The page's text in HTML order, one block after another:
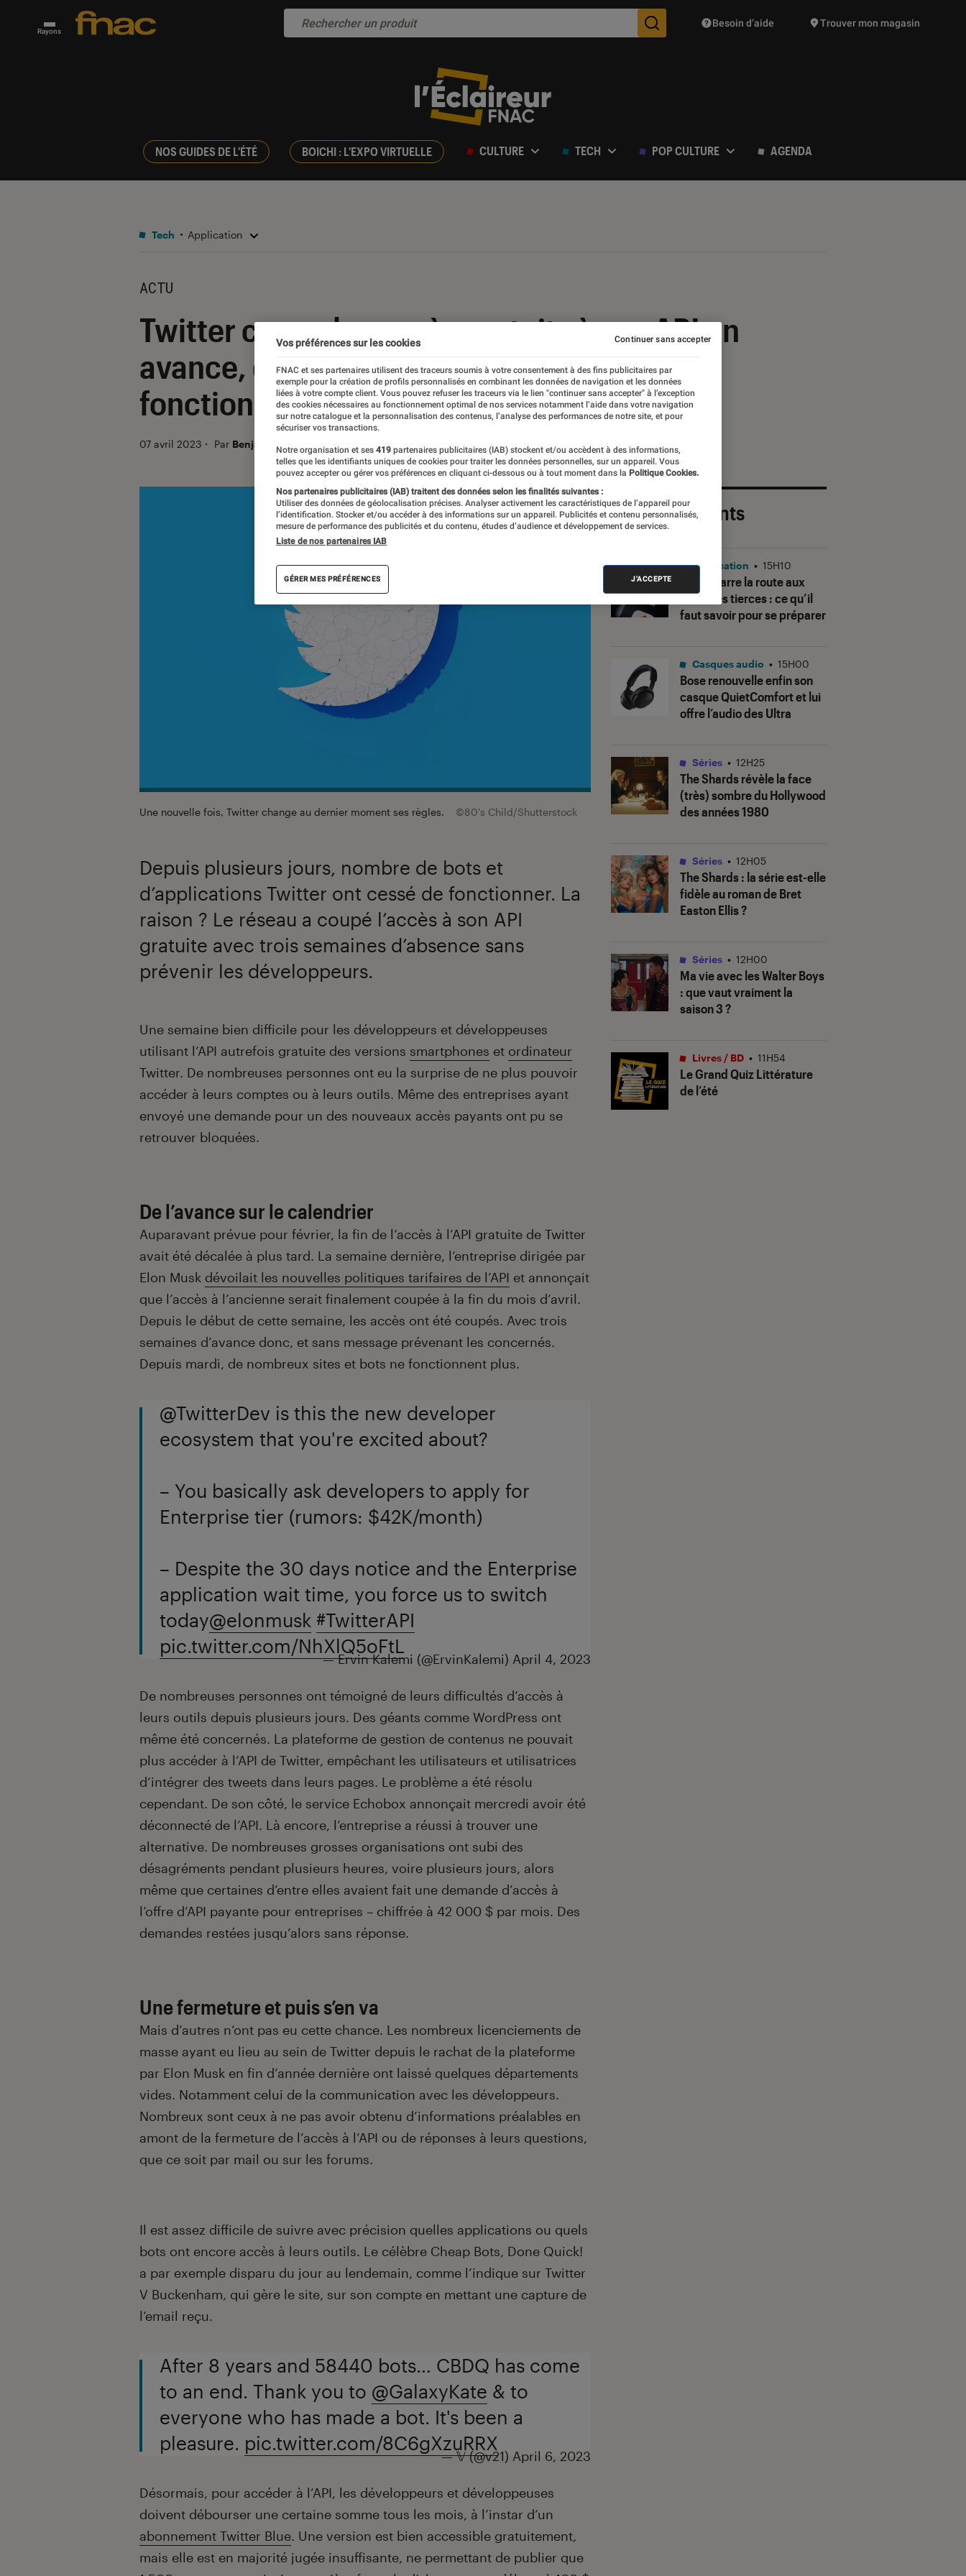
Rayons Des suggestions de produits vont vous être proposées
Besoin d’aide Trouver mon magasin
NOS GUIDES DE L'ÉTÉ BOICHI : L'EXPO VIRTUELLE CULTURE TECH POP CULTURE AGENDA
Tech Application
ACTU
Twitter coupe les accès gratuits à son API en
avance, de nombreux outils cessent de
fonctionner
07 avril 2023 ・ Par Benjamin Logerot
Une nouvelle fois, Twitter change au dernier moment ses règles. ©80's Child/Shutterstock
Depuis plusieurs jours, nombre de bots et
d’applications Twitter ont cessé de fonctionner. La
raison ? Le réseau a coupé l’accès à son API
gratuite avec trois semaines d’absence sans
prévenir les développeurs.
Introduction
Une semaine bien difficile pour les développeurs et développeuses
utilisant l’API autrefois gratuite des versions smartphones et ordinateur
Twitter. De nombreuses personnes ont eu la surprise de ne plus pouvoir
accéder à leurs comptes ou à leurs outils. Même des entreprises ayant
envoyé une demande pour un des nouveaux accès payants ont pu se
retrouver bloquées.
De l’avance sur le calendrier
Auparavant prévue pour février, la fin de l’accès à l’API gratuite de Twitter
avait été décalée à plus tard. La semaine dernière, l’entreprise dirigée par
Elon Musk dévoilait les nouvelles politiques tarifaires de l’API et annonçait
que l’accès à l’ancienne serait finalement coupée à la fin du mois d’avril.
Depuis le début de cette semaine, les accès ont été coupés. Avec trois
semaines d’avance donc, et sans message prévenant les concernés.
Depuis mardi, de nombreux sites et bots ne fonctionnent plus.
@TwitterDev is this the new developer
ecosystem that you're excited about?
– You basically ask developers to apply for
Enterprise tier (rumors: $42K/month)
– Despite the 30 days notice and the Enterprise
application wait time, you force us to switch
today@elonmusk #TwitterAPI
pic.twitter.com/NhXlQ5oFtL
— Ervin Kalemi (@ErvinKalemi) April 4, 2023
De nombreuses personnes ont témoigné de leurs difficultés d’accès à
leurs outils depuis plusieurs jours. Des géants comme WordPress ont
même été concernés. La plateforme de gestion de contenus ne pouvait
plus accéder à l’API de Twitter, empêchant les utilisateurs et utilisatrices
d’intégrer des tweets dans leurs pages. Le problème a été résolu
cependant. De son côté, le service Echobox annonçait mercredi avoir été
déconnecté de l’API. Là encore, l’entreprise a réussi à trouver une
alternative. De nombreuses grosses organisations ont subi des
désagréments pendant plusieurs heures, voire plusieurs jours, alors
même que certaines d’entre elles avaient fait une demande d’accès à
l’offre d’API payante pour entreprises – chiffrée à 42 000 $ par mois. Des
demandes restées jusqu’alors sans réponse.
Une fermeture et puis s’en va
Mais d’autres n’ont pas eu cette chance. Les nombreux licenciements de
masse ayant eu lieu au sein de Twitter depuis le rachat de la plateforme
par Elon Musk en fin d’année dernière ont laissé quelques départements
vides. Notamment celui de la communication avec les développeurs.
Nombreux sont ceux à ne pas avoir obtenu d’informations préalables en
amont de la fermeture de l’accès à l’API ou de réponses à leurs questions,
que ce soit par mail ou sur les forums.
Il est assez difficile de suivre avec précision quelles applications ou quels
bots ont encore accès à leurs outils. Le célèbre Cheap Bots, Done Quick!
a par exemple disparu du jour au lendemain, comme l’indique sur Twitter
V Buckenham, qui gère le site, sur son compte en mettant une capture de
l’email reçu.
After 8 years and 58440 bots… CBDQ has come
to an end. Thank you to @GalaxyKate & to
everyone who has made a bot. It's been a
pleasure. pic.twitter.com/8C6gXzuRRX
— 𝕍 (@v21) April 6, 2023
Désormais, pour accéder à l’API, les développeurs et développeuses
doivent débourser une certaine somme tous les mois, à l’instar d’un
abonnement Twitter Blue. Une version est bien accessible gratuitement,
mais elle est en majorité jugée insuffisante, ne permettant de publier que
Les plus récents
Gmail barre la route aux
adresses tierces : ce qu’il
faut savoir pour se préparer
Application • 15H10
Bose renouvelle enfin son
casque QuietComfort et lui
offre l’audio des Ultra
Casques audio • 15H00
The Shardsrévèle la face
(très) sombre du Hollywood
des années 1980
Séries • 12H25
The Shards: la série est-elle
fidèle au roman de Bret
Easton Ellis ?
Séries • 12H05
Ma vie avec les Walter Boys
: que vaut vraiment la
saison 3 ?
Séries • 12H00
Le Grand Quiz Littérature
de l’été
Livres / BD • 11H54
Vos préférences sur les cookies
FNAC et ses partenaires utilisent des traceurs soumis à votre consentement à des fins publicitaires par
exemple pour la création de profils personnalisés en combinant les données de navigation et les données
liées à votre compte client. Vous pouvez refuser les traceurs via le lien "continuer sans accepter" à l’exception
des cookies nécessaires au fonctionnement optimal de nos services notamment l’aide dans votre navigation
sur notre catalogue et la personnalisation des contenus, l’analyse des performances de notre site, et pour
sécuriser vos transactions.
Notre organisation et ses 419 partenaires publicitaires (IAB) stockent et/ou accèdent à des informations,
telles que les identifiants uniques de cookies pour traiter les données personnelles, sur un appareil. Vous
pouvez accepter ou gérer vos préférences en cliquant ci-dessous ou à tout moment dans la Politique Cookies.
Nos partenaires publicitaires (IAB) traitent des données selon les finalités suivantes :
Utiliser des données de géolocalisation précises. Analyser activement les caractéristiques de l’appareil pour
l’identification. Stocker et/ou accéder à des informations sur un appareil. Publicités et contenu personnalisés,
mesure de performance des publicités et du contenu, études d’audience et développement de services.
Liste de nos partenaires IAB
GÉRER MES PRÉFÉRENCES J'ACCEPTE
Continuer sans accepter